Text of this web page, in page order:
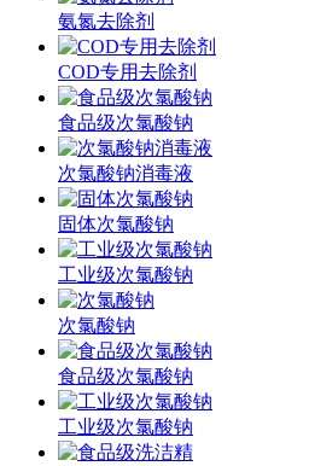
氨氮去除剂
COD专用去除剂
食品级次氯酸钠
次氯酸钠消毒液
固体次氯酸钠
工业级次氯酸钠
次氯酸钠
食品级次氯酸钠
工业级次氯酸钠